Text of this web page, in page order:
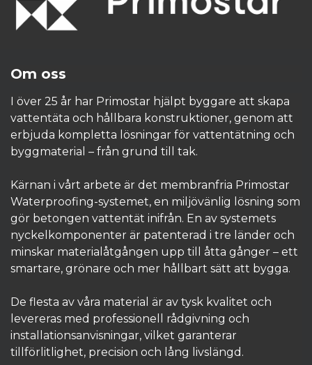
Om oss
I över 25 år har Primostar hjälpt byggare att skapa
vattentäta och hållbara konstruktioner, genom att
erbjuda kompletta lösningar för vattentätning och
byggmaterial – från grund till tak.
Kärnan i vårt arbete är det membranfria Primostar
Waterproofing-systemet, en miljövänlig lösning som
gör betongen vattentät inifrån. En av systemets
nyckelkomponenter är patenterad i tre länder och
minskar materialåtgången upp till åtta gånger – ett
smartare, grönare och mer hållbart sätt att bygga.
De flesta av våra material är av tysk kvalitet och
levereras med professionell rådgivning och
installationsanvisningar, vilket garanterar
tillförlitlighet, precision och lång livslängd.